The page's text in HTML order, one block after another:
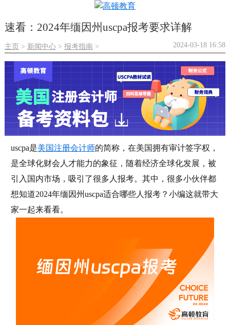
速看：2024年缅因州uscpa报考要求详解
主页 > 新闻中心> 报考指南> 2024-03-18 16:58
uscpa是美国注册会计师的简称，在美国拥有审计签字权，
是全球化财会人才能力的象征，随着经济全球化发展，被
引入国内市场，吸引了很多人报考。其中，很多小伙伴都
想知道2024年缅因州uscpa适合哪些人报考？小编这就带大
家一起来看看。